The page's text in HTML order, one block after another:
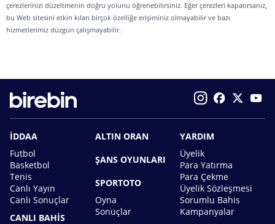
çerezlerinizi düzeltmenin doğru yolunu öğrenebilirsiniz. Eğer çerezleri kapatırsanız,
bu Web sitesini etkin kılan birçok özelliğe erişiminiz olmayabilir ve bazı
hizmetlerimiz düzgün çalışmayabilir.
İDDAA
Futbol
Basketbol
Tenis
Canlı Yayın
Canlı Sonuçlar
CANLI BAHİS
ALTIN ORAN
ŞANS OYUNLARI
SPORTOTO
Oyna
Sonuçlar
YARDIM
Üyelik
Para Yatırma
Para Çekme
Üyelik Sözleşmesi
Sorumlu Bahis
Kampanyalar